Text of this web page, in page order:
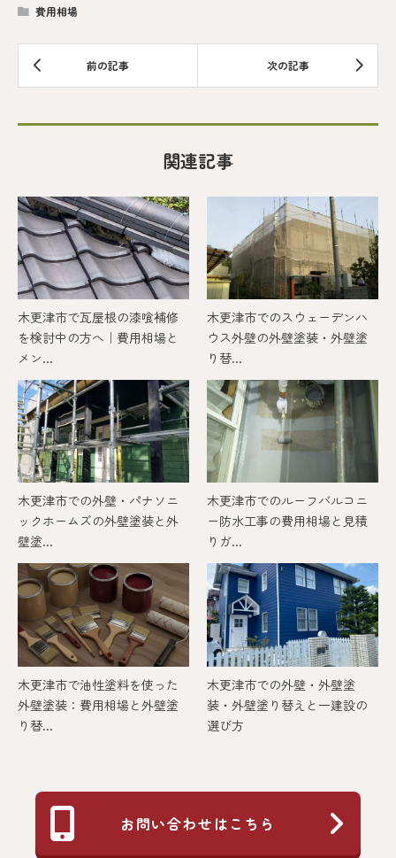
費用相場
関連記事
木更津市で瓦屋根の漆喰補修
を検討中の方へ｜費用相場と
メン...
木更津市でのスウェーデンハ
ウス外壁の外壁塗装・外壁塗
り替...
木更津市での外壁・パナソニ
ックホームズの外壁塗装と外
壁塗...
木更津市でのルーフバルコニ
ー防水工事の費用相場と見積
りガ...
木更津市で油性塗料を使った
外壁塗装：費用相場と外壁塗
り替...
木更津市での外壁・外壁塗
装・外壁塗り替えと一建設の
選び方
お問い合わせはこちら